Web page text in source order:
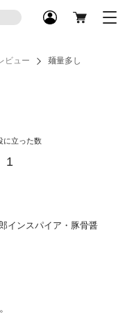
ビュー 麺量多し
に立った数
1
インスパイア・豚骨醤